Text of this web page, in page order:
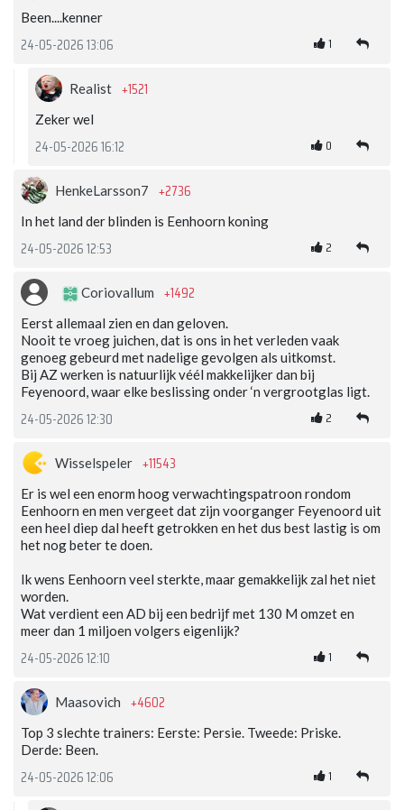
Been....kenner
24-05-2026 13:06 1
Realist +1521
Zeker wel
24-05-2026 16:12 0
HenkeLarsson7 +2736
In het land der blinden is Eenhoorn koning
24-05-2026 12:53 2
Coriovallum +1492
Eerst allemaal zien en dan geloven.
Nooit te vroeg juichen, dat is ons in het verleden vaak
genoeg gebeurd met nadelige gevolgen als uitkomst.
Bij AZ werken is natuurlijk véél makkelijker dan bij
Feyenoord, waar elke beslissing onder ‘n vergrootglas ligt.
24-05-2026 12:30 2
Wisselspeler +11543
Er is wel een enorm hoog verwachtingspatroon rondom
Eenhoorn en men vergeet dat zijn voorganger Feyenoord uit
een heel diep dal heeft getrokken en het dus best lastig is om
het nog beter te doen.
Ik wens Eenhoorn veel sterkte, maar gemakkelijk zal het niet
worden.
Wat verdient een AD bij een bedrijf met 130 M omzet en
meer dan 1 miljoen volgers eigenlijk?
24-05-2026 12:10 1
Maasovich +4602
Top 3 slechte trainers: Eerste: Persie. Tweede: Priske.
Derde: Been.
24-05-2026 12:06 1